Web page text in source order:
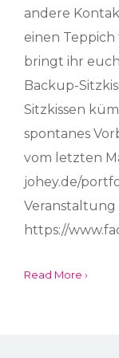
andere
einen
bringt ihr
Backup-
Sitzkissen
spontanes
vom letzten
johey.de/
Veranstaltung
https://
Read More ›